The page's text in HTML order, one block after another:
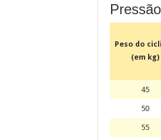
Peso do
(em kg)
45
50
55